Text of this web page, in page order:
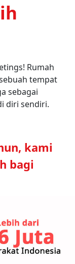
Rumah
tempat
sebagai
diri sendiri.
kami
bagi